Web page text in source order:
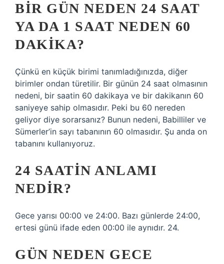
BIR GÜN NEDEN 24 SAAT
YA DA 1 SAAT NEDEN 60
DAKIKA?
Çünkü en küçük birimi tanımladığınızda, diğer
birimler ondan türetilir. Bir günün 24 saat olmasının
nedeni, bir saatin 60 dakikaya ve bir dakikanın 60
saniyeye sahip olmasıdır. Peki bu 60 nereden
geliyor diye sorarsanız? Bunun nedeni, Babilliler ve
Sümerler’in sayı tabanının 60 olmasıdır. Şu anda on
tabanını kullanıyoruz.
24 SAATIN ANLAMI
NEDIR?
Gece yarısı 00:00 ve 24:00. Bazı günlerde 24:00,
ertesi günü ifade eden 00:00 ile aynıdır. 24.
GÜN NEDEN GECE